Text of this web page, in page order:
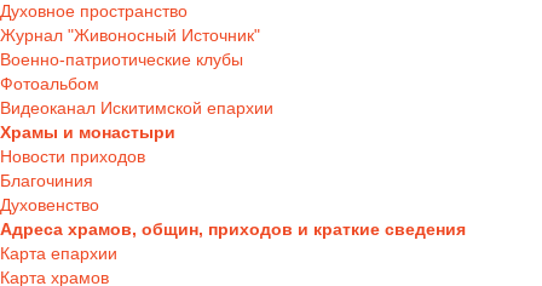
Духовное пространство
Журнал "Живоносный Источник"
Военно-патриотические клубы
Фотоальбом
Видеоканал Искитимской епархии
Храмы и монастыри
Новости приходов
Благочиния
Духовенство
Адреса храмов, общин, приходов и краткие сведения
Карта епархии
Карта храмов